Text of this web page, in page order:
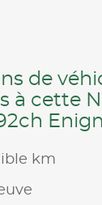
de
à cette
km